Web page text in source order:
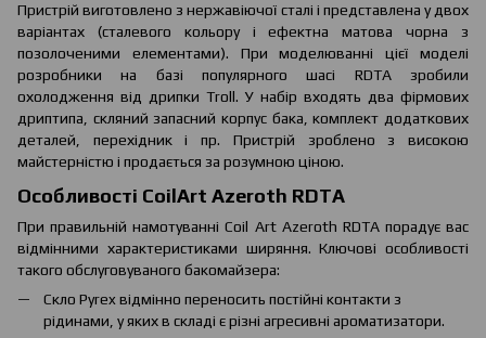
Пристрій виготовлено з нержавіючої сталі і представлена у двох
варіантах (сталевого кольору і ефектна матова чорна з
позолоченими елементами). При моделюванні цієї моделі
розробники на базі популярного шасі RDTA зробили
охолодження від дрипки Troll. У набір входять два фірмових
дриптипа, скляний запасний корпус бака, комплект додаткових
деталей, перехідник і пр. Пристрій зроблено з високою
майстерністю і продається за розумною ціною.
Особливості CoilArt Azeroth RDTA
При правильній намотуванні Coil Art Azeroth RDTA порадує вас
відмінними характеристиками ширяння. Ключові особливості
такого обслуговуваного бакомайзера:
Скло Pyrex відмінно переносить постійні контакти з
рідинами, у яких в складі є різні агресивні ароматизатори.